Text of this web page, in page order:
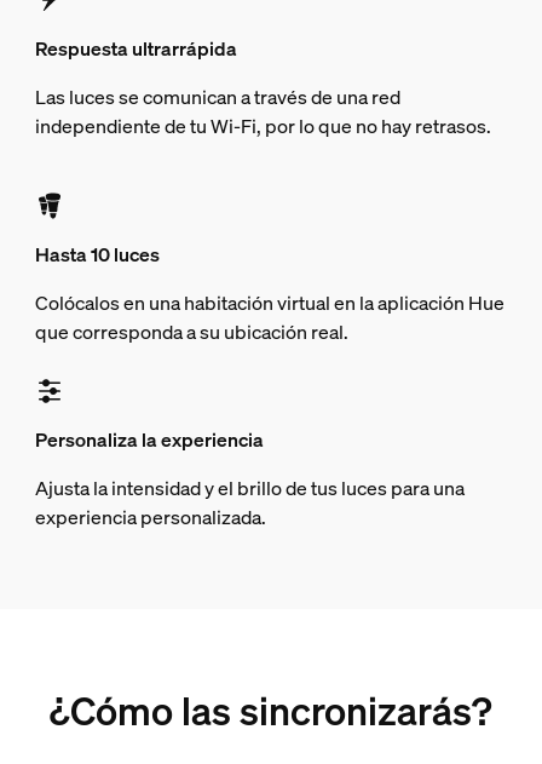
Respuesta ultrarrápida
Las luces se comunican a través de una red
independiente de tu Wi-Fi, por lo que no hay retrasos.
Hasta 10 luces
Colócalos en una habitación virtual en la aplicación Hue
que corresponda a su ubicación real.
Personaliza la experiencia
Ajusta la intensidad y el brillo de tus luces para una
experiencia personalizada.
¿Cómo las sincronizarás?